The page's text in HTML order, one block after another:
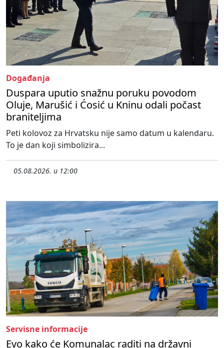
Događanja
Duspara uputio snažnu poruku povodom
Oluje, Marušić i Ćosić u Kninu odali počast
braniteljima
Peti kolovoz za Hrvatsku nije samo datum u kalendaru.
To je dan koji simbolizira...
05.08.2026. u 12:00
Servisne informacije
Evo kako će Komunalac raditi na državni